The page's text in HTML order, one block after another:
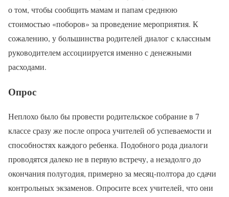
о том, чтобы сообщить мамам и папам среднюю
стоимостью «поборов» за проведение мероприятия. К
сожалению, у большинства родителей диалог с классным
руководителем ассоциируется именно с денежными
расходами.
Опрос
Неплохо было бы провести родительское собрание в 7
классе сразу же после опроса учителей об успеваемости и
способностях каждого ребенка. Подобного рода диалоги
проводятся далеко не в первую встречу, а незадолго до
окончания полугодия, примерно за месяц-полтора до сдачи
контрольных экзаменов. Опросите всех учителей, что они